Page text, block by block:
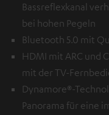
Bassreflexkanal
bei hohen Pegeln
Bluetooth 5.0 mit
HDMI mit ARC und
mit der TV-
Dynamore®-
Panorama für eine